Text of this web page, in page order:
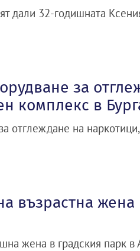
дали 32-годишната
за
комплекс в
отглеждане на
възрастна жена
жена в градския парк в